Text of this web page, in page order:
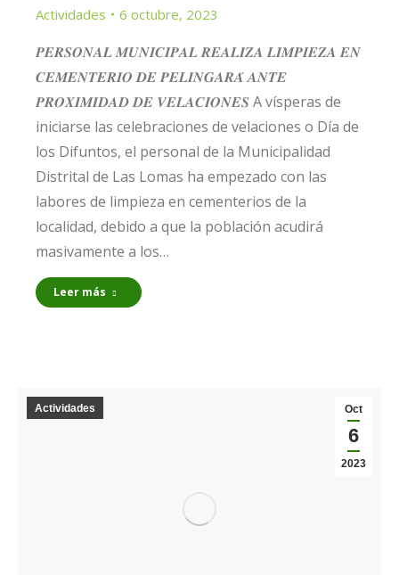
Actividades 6 octubre, 2023
𝑷𝑬𝑹𝑺𝑶𝑵𝑨𝑳 𝑴𝑼𝑵𝑰𝑪𝑰𝑷𝑨𝑳 𝑹𝑬𝑨𝑳𝑰𝒁𝑨 𝑳𝑰𝑴𝑷𝑰𝑬𝒁𝑨 𝑬𝑵
𝑪𝑬𝑴𝑬𝑵𝑻𝑬𝑹𝑰𝑶 𝑫𝑬 𝑷𝑬𝑳𝑰𝑵𝑮𝑨𝑹𝑨́ 𝑨𝑵𝑻𝑬
𝑷𝑹𝑶𝑿𝑰𝑴𝑰𝑫𝑨𝑫 𝑫𝑬 𝑽𝑬𝑳𝑨𝑪𝑰𝑶𝑵𝑬𝑺 A vísperas de
iniciarse las celebraciones de velaciones o Día de
los Difuntos, el personal de la Municipalidad
Distrital de Las Lomas ha empezado con las
labores de limpieza en cementerios de la
localidad, debido a que la población acudirá
masivamente a los…
Leer más
Oct
6
2023
Actividades